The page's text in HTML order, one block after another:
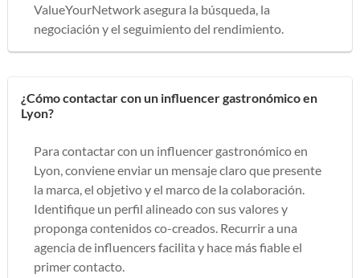
ValueYourNetwork asegura la búsqueda, la
negociación y el seguimiento del rendimiento.
¿Cómo contactar con un influencer gastronómico en
Lyon?
Para contactar con un influencer gastronómico en
Lyon, conviene enviar un mensaje claro que presente
la marca, el objetivo y el marco de la colaboración.
Identifique un perfil alineado con sus valores y
proponga contenidos co-creados. Recurrir a una
agencia de influencers facilita y hace más fiable el
primer contacto.